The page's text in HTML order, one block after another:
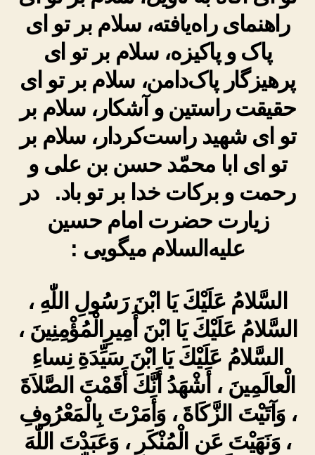
راهنمای راه‌یافته، سلام بر تو ای
پاک و پاکیزه، سلام بر تو ای
پرهیزگار پاک‌دامن، سلام بر تو ای
حقیقت راستین و آشکار، سلام بر
تو ای شهید راست‌کردار، سلام بر
تو ای ابا محمّد حسن بن علی و
رحمت و برکات خدا بر تو باد. در
زیارت حضرت امام حسین
علیه‌السلام میگویی :
السَّلامُ عَلَيْكَ يَا ابْنَ رَسُولِ اللّٰهِ ،
السَّلامُ عَلَيْكَ يَا ابْنَ أَمِيرِالْمُؤْمِنِينَ ،
السَّلامُ عَلَيْكَ يَا ابْنَ سَيِّدَةِ نِساءِ
الْعالَمِينَ ، أَشْهَدُ أَنَّكَ أَقَمْتَ الصَّلاَةَ
، وَآتَيْتَ الزَّكَاةَ ، وَأَمَرْتَ بِالْمَعْرُوفِ
، وَنَهَيْتَ عَنِ الْمُنْكَرِ ، وَعَبَدْتَ اللّٰهَ